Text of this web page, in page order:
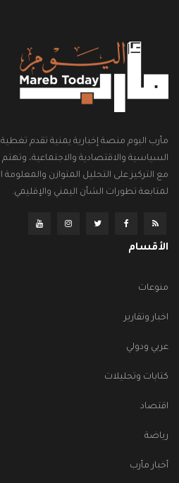
مأرب اليوم منصة إخبارية يمنية تقدم
السياسية والاقتصادية والاجتماعية،
مع التركيز على التحليل المتوازن
لمتابعة تطورات الشأن اليمني والإقليمي.
الأقسام
منوعات
اخبار وتقارير
عربي ودولي
كتابات وتحليلات
اقتصاد
رياضة
أخبار مأرب